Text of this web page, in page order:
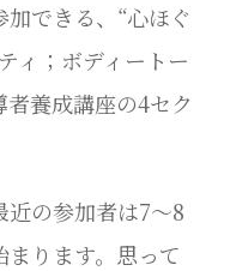
できる、“心ほぐ
；ボディートー
養成講座の4セク
近の参加者は7～8
ります。思って